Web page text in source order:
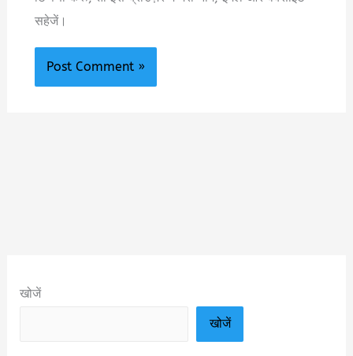
सहेजें।
खोजें
खोजें